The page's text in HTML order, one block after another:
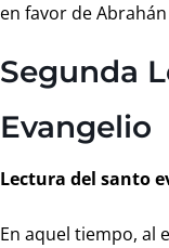
en favor de
Segunda
Evangelio
Lectura del santo
En aquel tiempo, al